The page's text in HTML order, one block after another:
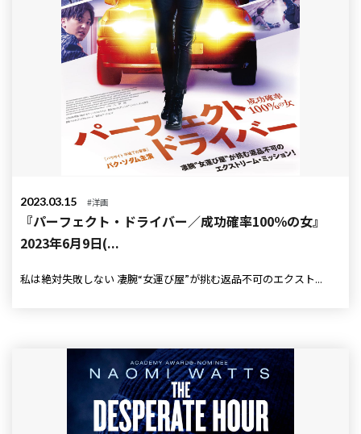
2023.03.15 #洋画
『パーフェクト・ドライバー／成功確率100％の女』
2023年6月9日(...
私は絶対失敗しない 凄腕“女運び屋”が挑む返品不可のエクスト...